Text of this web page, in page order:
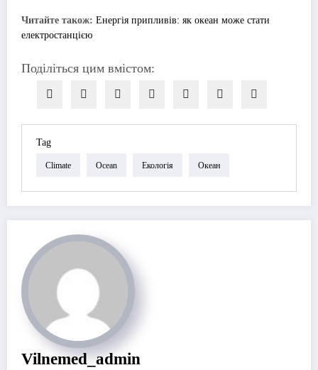
Читайте також: Енергія припливів: як океан може стати
електростанцією
Поділіться цим вмістом:
Tag
Climate Ocean Екологія Океан
Vilnemed_admin